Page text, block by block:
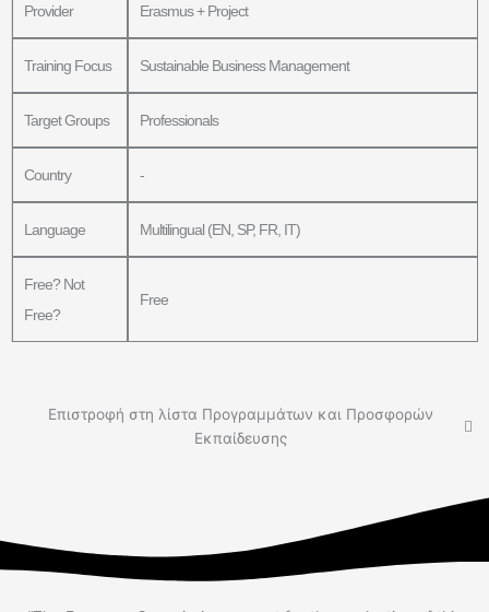
Provider Erasmus + Project
Training Focus Sustainable Business Management
Target Groups Professionals
Country -
Language Multilingual (EN, SP, FR, IT)
Free? Not
Free?
Free
Επιστροφή στη λίστα Προγραμμάτων και Προσφορών
Εκπαίδευσης